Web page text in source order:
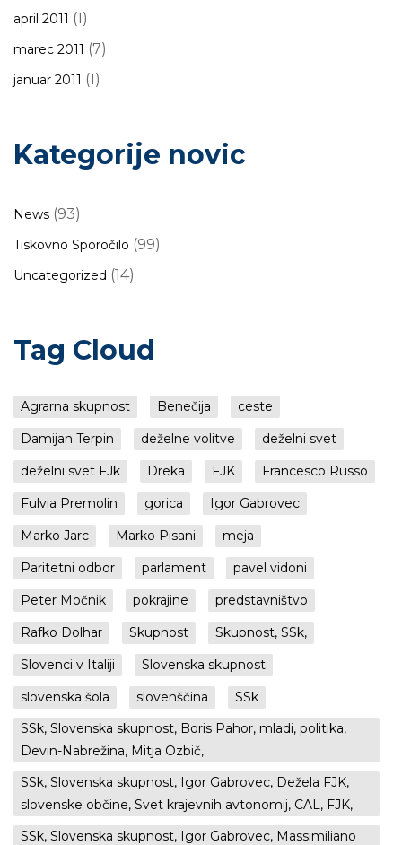
april 2011 (1)
marec 2011 (7)
januar 2011 (1)
Kategorije novic
News (93)
Tiskovno Sporočilo (99)
Uncategorized (14)
Tag Cloud
Agrarna skupnost Benečija
ceste
Damijan Terpin
deželne volitve
deželni svet
deželni svet FJk
Dreka FJK
Francesco Russo
Fulvia Premolin
gorica
Igor Gabrovec
Marko Jarc
Marko Pisani
meja
Paritetni odbor
parlament
pavel vidoni
Peter Močnik
pokrajine
predstavništvo
Rafko Dolhar
Skupnost
Skupnost, SSk,
Slovenci v Italiji
Slovenska skupnost
slovenska šola
slovenščina
SSk
SSk, Slovenska skupnost, Boris Pahor, mladi, politika,
Devin-Nabrežina, Mitja Ozbič,
SSk, Slovenska skupnost, Igor Gabrovec, Dežela FJK,
slovenske občine, Svet krajevnih avtonomij, CAL, FJK,
SSk, Slovenska skupnost, Igor Gabrovec, Massimiliano